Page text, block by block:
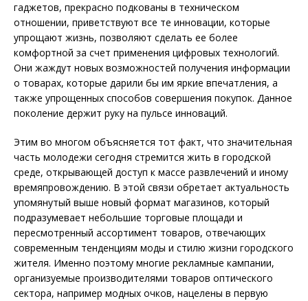
гаджетов, прекрасно подкованы в техническом
отношении, приветствуют все те инновации, которые
упрощают жизнь, позволяют сделать ее более
комфортной за счет применения цифровых технологий.
Они жаждут новых возможностей получения информации
о товарах, которые дарили бы им яркие впечатления, а
также упрощенных способов совершения покупок. Данное
поколение держит руку на пульсе инноваций.
Этим во многом объясняется тот факт, что значительная
часть молодежи сегодня стремится жить в городской
среде, открывающей доступ к массе развлечений и иному
времяпровождению. В этой связи обретает актуальность
упомянутый выше новый формат магазинов, который
подразумевает небольшие торговые площади и
пересмотренный ассортимент товаров, отвечающих
современным тенденциям моды и стилю жизни городского
жителя. Именно поэтому многие рекламные кампании,
организуемые производителями товаров оптического
сектора, например модных очков, нацелены в первую